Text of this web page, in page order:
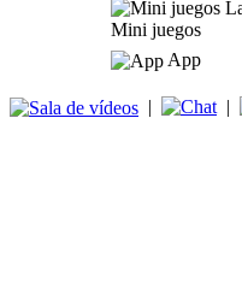
Mini juegos
App
| |